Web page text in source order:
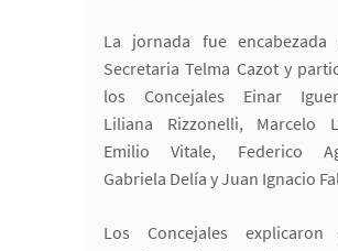
La jornada fue
Secretaria Telma Cazot y
los Concejales Einar
Liliana Rizzonelli, Marcelo
Emilio Vitale, Federico
Gabriela Delía y Juan Ignacio
Los Concejales